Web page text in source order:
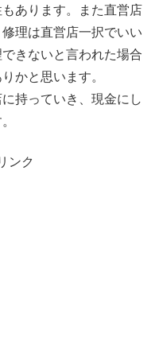
あります。また直営店
理は直営店一択でいい
きないと言われた場合
かと思います。
持っていき、現金にし
ンク